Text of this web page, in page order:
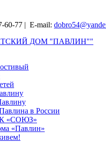
60-77 | E-mail:
ДОМ "ПАВЛИН""
в России
«СОЮЗ»
«Павлин»